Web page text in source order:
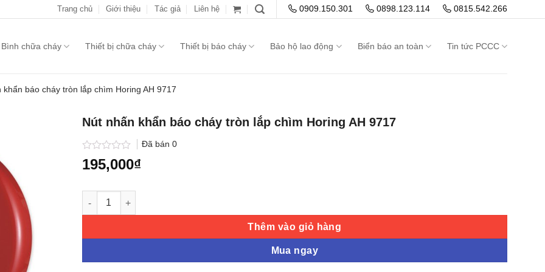
Trang chủ Giới thiệu Tác giả Liên hệ 0909.150.301 0898.123.114 0815.542.266
Bình chữa cháy Thiết bị chữa cháy Thiết bị báo cháy Bảo hộ lao động Biển báo an toàn Tin tức PCCC
khẩn báo cháy tròn lắp chìm Horing AH 9717
Nút nhấn khẩn báo cháy tròn lắp chìm Horing AH 9717
Được
xếp
sao
Đã bán 0
195,000₫
Nút nhấn khẩn báo cháy tròn lắp chìm Horing AH 9717 số lượng
Thêm vào giỏ hàng
Mua ngay